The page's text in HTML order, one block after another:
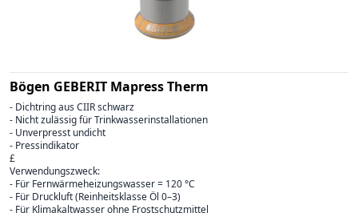
Bögen GEBERIT Mapress Therm
- Dichtring aus CIIR schwarz
- Nicht zulässig für Trinkwasserinstallationen
- Unverpresst undicht
- Pressindikator
£
Verwendungszweck:
- Für Fernwärmeheizungswasser = 120 °C
- Für Druckluft (Reinheitsklasse Öl 0–3)
- Für Klimakaltwasser ohne Frostschutzmittel